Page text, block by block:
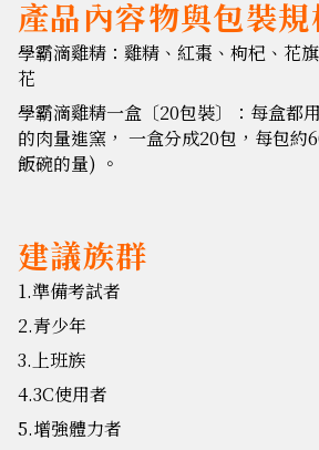
產品內容物與包裝規
學霸滴雞精：雞精、紅棗、枸杞、花
花
學霸滴雞精一盒〔20包裝〕：每盒都
的肉量進窯， 一盒分成20包，每包約
飯碗的量) 。
建議族群
1.準備考試者
2.青少年
3.上班族
4.3C使用者
5.增強體力者